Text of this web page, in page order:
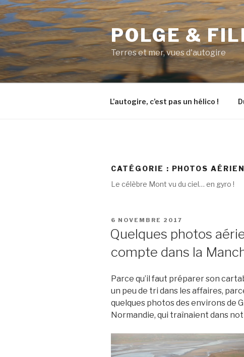
Aller
au
contenu
principal
POLGE &
Terres et mer, vues d'autogire
L’autogire, c’est pas un hélico !
CATÉGORIE : PHOTOS
Le célèbre Mont vu du ciel… en gyro !
PUBLIÉ
LE
6 NOVEMBRE 2017
Quelques photos
compte dans la
Parce qu’il faut préparer son
un peu de tri dans les affaires,
quelques photos des environs de
Normandie, qui traînaient dans